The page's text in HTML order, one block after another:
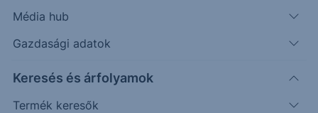
Média hub
Gazdasági adatok
Keresés és árfolyamok
Termék keresők
Időpont: 26.08.07. 22:01
Előző záró:
5.2100
Árfolyamértesítő rögzítése
További információk kérése